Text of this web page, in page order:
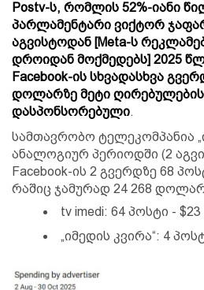
Postv-ს, რომლის 52%-იანი
პარლამენტარი ვიქტორ
აგვისტოდან [Meta-ს
დროიდან მოქმედებს] 2025
Facebook-ის სხვადასხვა
დოლარზე მეტი ღირებულების
დასპონსორებული.
სამთავრობო ტელეკომპანია
ანალოგიურ პერიოდში (2
Facebook-ის 2 გვერდზე 68
რაშიც ჯამურად 24 268
tv imedi: 64 პოსტი - $23
„იმედის კვირა“: 4